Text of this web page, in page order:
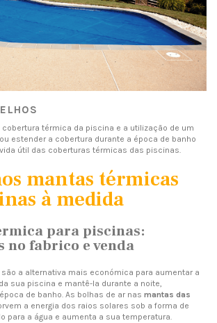
cobertura térmica da piscina e a utilização de um
estender a cobertura durante a época de banho
útil das coberturas térmicas das piscinas.
mantas térmicas
à medida
para piscinas:
no fabrico e venda
são a alternativa mais económica para aumentar a
sua piscina e mantê-la durante a noite,
de banho. As bolhas de ar nas mantas das
a energia dos raios solares sob a forma de
para a água e aumenta a sua temperatura.